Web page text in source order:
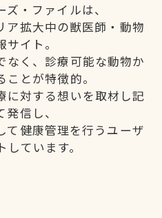
・ファイルは、
ア拡大中の獣医師・動物
イト。
なく、診療可能な動物か
とが特徴的。
に対する想いを取材し記
発信し、
て健康管理を行うユーザ
ています。